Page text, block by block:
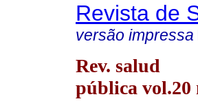
Revista de
versão impressa
Rev. salud
pública vol.20